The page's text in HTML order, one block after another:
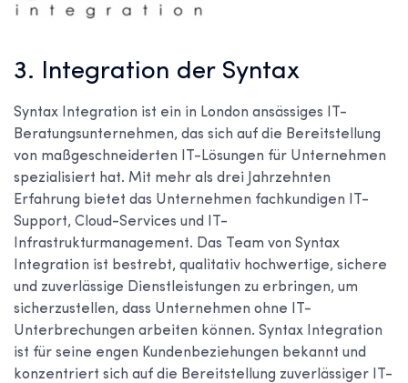
3. Integration der Syntax
Syntax Integration ist ein in London ansässiges IT-
Beratungsunternehmen, das sich auf die Bereitstellung
von maßgeschneiderten IT-Lösungen für Unternehmen
spezialisiert hat. Mit mehr als drei Jahrzehnten
Erfahrung bietet das Unternehmen fachkundigen IT-
Support, Cloud-Services und IT-
Infrastrukturmanagement. Das Team von Syntax
Integration ist bestrebt, qualitativ hochwertige, sichere
und zuverlässige Dienstleistungen zu erbringen, um
sicherzustellen, dass Unternehmen ohne IT-
Unterbrechungen arbeiten können. Syntax Integration
ist für seine engen Kundenbeziehungen bekannt und
konzentriert sich auf die Bereitstellung zuverlässiger IT-